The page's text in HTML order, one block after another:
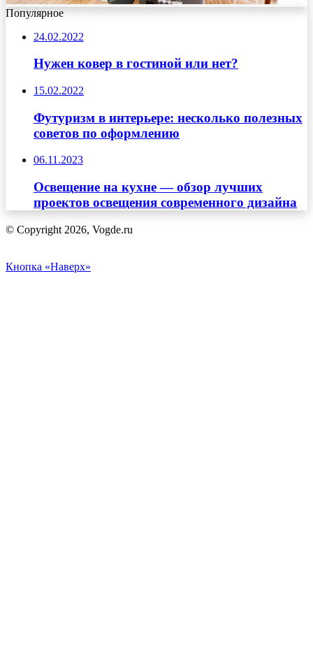
Популярное
24.02.2022
Нужен ковер в гостиной или нет?
15.02.2022
Футуризм в интерьере: несколько полезных
советов по оформлению
06.11.2023
Освещение на кухне — обзор лучших
проектов освещения современного дизайна
© Copyright 2026, Vogde.ru
Кнопка «Наверх»